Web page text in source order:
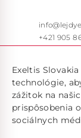
+421 905
Exeltis
technológie,
zážitok na
prispôsobenia
sociálnych